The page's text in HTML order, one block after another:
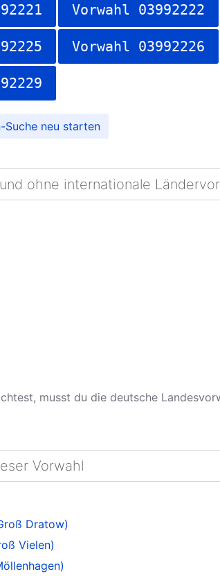
Vorwahl 03992222
Vorwahl 03992226
Suche
ohne internationale
musst du die deutsche
Vorwahl
Dratow)
Vielen)